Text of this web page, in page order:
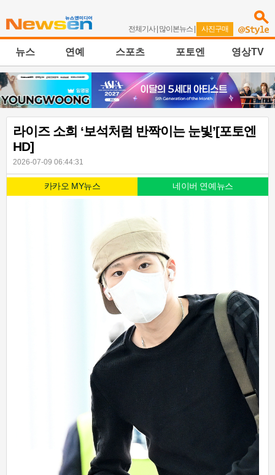
전체기사| 많이본뉴스 | 사진구매
뉴스 연예 스포츠 포토엔 영상TV
라이즈 소희 ‘보석처럼 반짝이는 눈빛’[포토엔
HD]
2026-07-09 06:44:31
카카오 MY뉴스 네이버 연예뉴스